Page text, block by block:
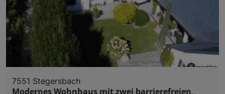
7551 Stegersbach
Modernes Wohnhaus mit zwei barrierefreien,